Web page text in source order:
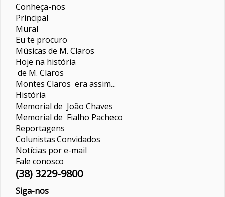
Conheça-nos
Principal
Mural
Eu te procuro
Músicas de M. Claros
Hoje na história
de M. Claros
Montes Claros era assim...
História
Memorial de João Chaves
Memorial de Fialho Pacheco
Reportagens
ColunistasConvidados
Notícias por e-mail
Fale conosco
(38) 3229-9800
Siga-nos